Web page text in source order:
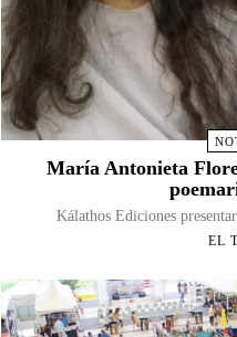
María Antonieta
Kálathos Ediciones
EL